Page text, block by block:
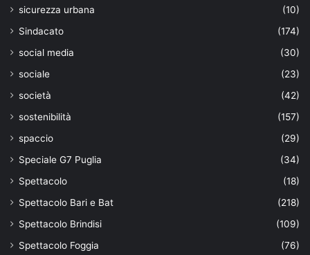
sicurezza urbana
(10)
Sindacato
(174)
social media
(30)
sociale
(23)
società
(42)
sostenibilità
(157)
spaccio
(29)
Speciale G7 Puglia
(34)
Spettacolo
(18)
Spettacolo Bari e Bat
(218)
Spettacolo Brindisi
(109)
Spettacolo Foggia
(76)